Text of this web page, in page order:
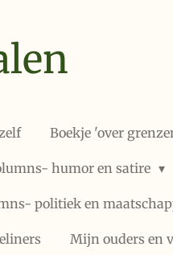
Boekje 'over
humor en satire
politiek en
Mijn ouders en